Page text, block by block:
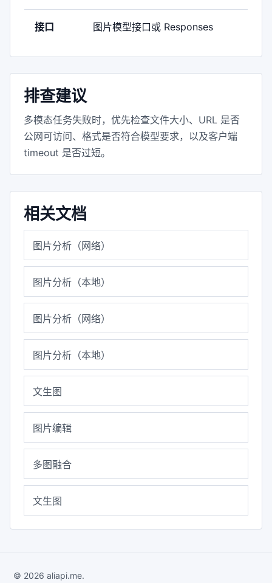
接口 图片模型接口或 Responses
排查建议
多模态任务失败时，优先检查文件大小、URL 是否
公网可访问、格式是否符合模型要求，以及客户端
timeout 是否过短。
相关文档
图片分析（网络）
图片分析（本地）
图片分析（网络）
图片分析（本地）
文生图
图片编辑
多图融合
文生图
© 2026 aliapi.me.